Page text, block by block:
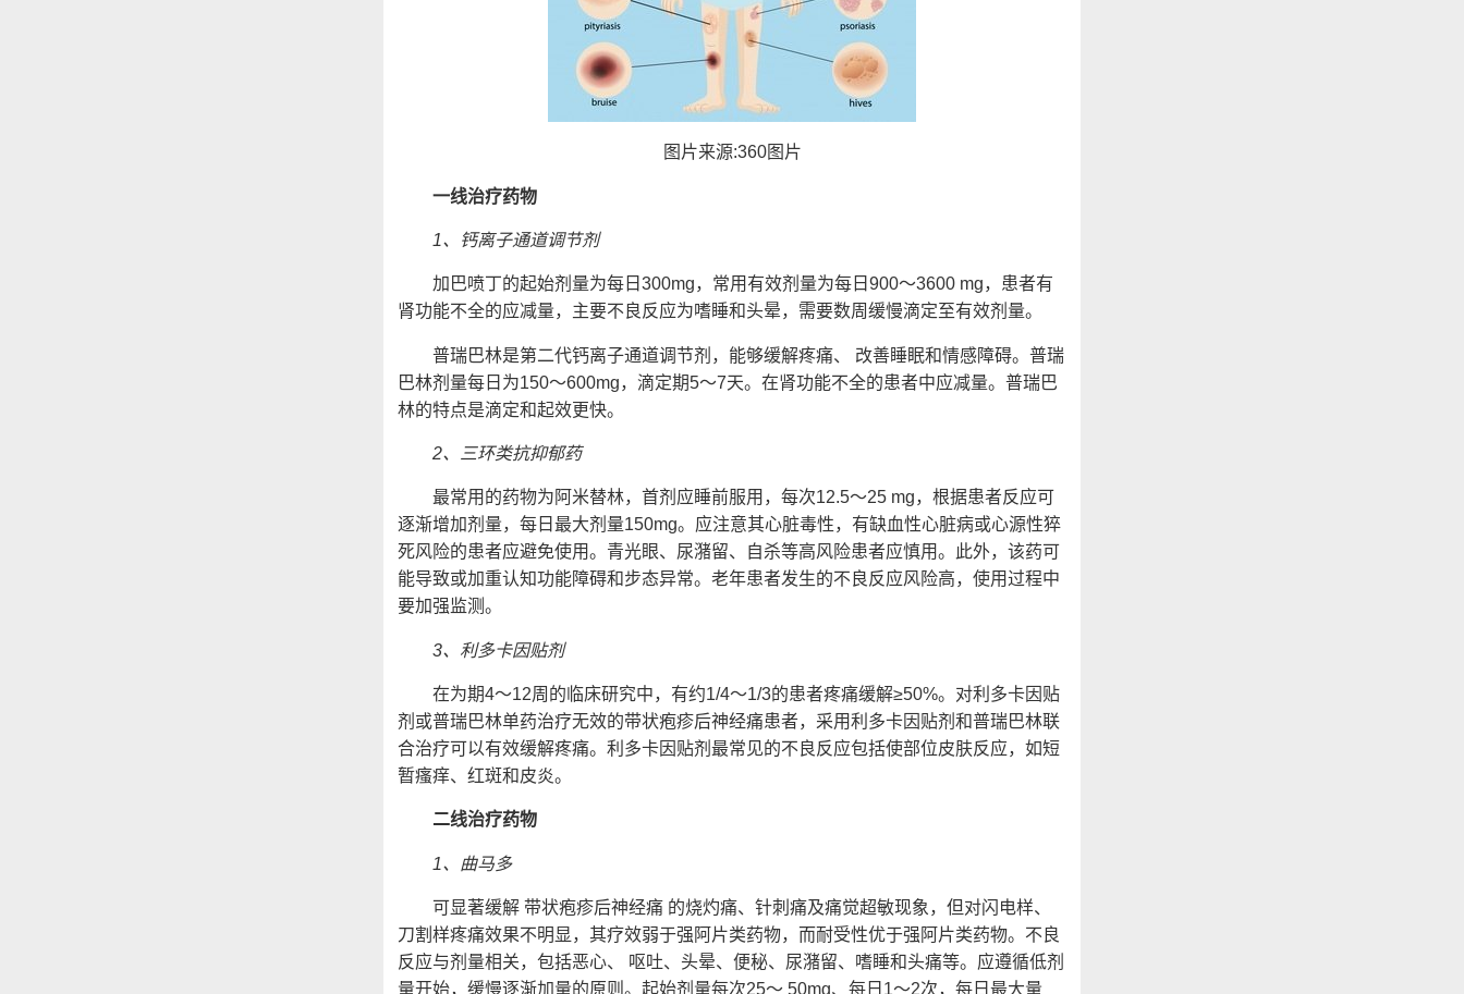
图片来源:360图片
一线治疗药物
1、钙离子通道调节剂
加巴喷丁的起始剂量为每日300mg，常用有效剂量为每日900～3600 mg，患者有
肾功能不全的应减量，主要不良反应为嗜睡和头晕，需要数周缓慢滴定至有效剂量。
普瑞巴林是第二代钙离子通道调节剂，能够缓解疼痛、 改善睡眠和情感障碍。普瑞
巴林剂量每日为150～600mg，滴定期5～7天。在肾功能不全的患者中应减量。普瑞巴
林的特点是滴定和起效更快。
2、三环类抗抑郁药
最常用的药物为阿米替林，首剂应睡前服用，每次12.5～25 mg，根据患者反应可
逐渐增加剂量，每日最大剂量150mg。应注意其心脏毒性，有缺血性心脏病或心源性猝
死风险的患者应避免使用。青光眼、尿潴留、自杀等高风险患者应慎用。此外，该药可
能导致或加重认知功能障碍和步态异常。老年患者发生的不良反应风险高，使用过程中
要加强监测。
3、利多卡因贴剂
在为期4～12周的临床研究中，有约1/4～1/3的患者疼痛缓解≥50%。对利多卡因贴
剂或普瑞巴林单药治疗无效的带状疱疹后神经痛患者，采用利多卡因贴剂和普瑞巴林联
合治疗可以有效缓解疼痛。利多卡因贴剂最常见的不良反应包括使部位皮肤反应，如短
暂瘙痒、红斑和皮炎。
二线治疗药物
1、曲马多
可显著缓解 带状疱疹后神经痛 的烧灼痛、针刺痛及痛觉超敏现象，但对闪电样、
刀割样疼痛效果不明显，其疗效弱于强阿片类药物，而耐受性优于强阿片类药物。不良
反应与剂量相关，包括恶心、 呕吐、头晕、便秘、尿潴留、嗜睡和头痛等。应遵循低剂
量开始，缓慢逐渐加量的原则。起始剂量每次25～ 50mg、每日1～2次，每日最大量